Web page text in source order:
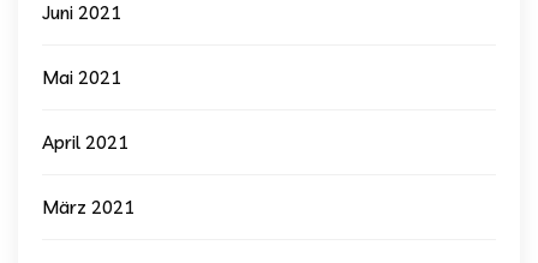
Juni 2021
Mai 2021
April 2021
März 2021